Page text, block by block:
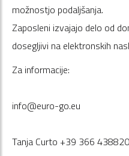
možnostjo podaljšanja.
Zaposleni izvajajo delo od
dosegljivi na elektronskih
Za informacije:
info@euro-go.eu
Tanja Curto +39 366